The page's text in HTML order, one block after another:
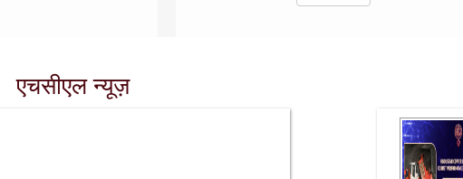
एचसीएल न्यूज़
हिंडुस्तान कॉपर
प्रदर्शन दर्ज किया -